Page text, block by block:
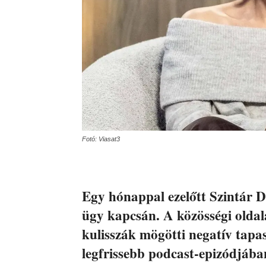
Fotó: Viasat3
Egy hónappal ezelőtt Szintár
ügy kapcsán. A közösségi
kulisszák mögötti negatív
legfrissebb podcast-